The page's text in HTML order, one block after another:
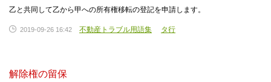
乙と共同して乙から甲への所有権移転の登記を申請します。
2019-09-26 16:42 不動産トラブル用語集 タ行
解除権の留保